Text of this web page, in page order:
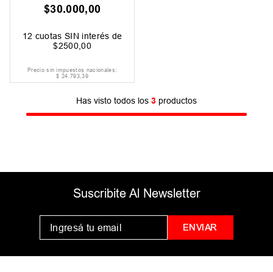
$30.000,00
12 cuotas SIN interés de
$2500 ,00
Precio sin impuestos nacionales:
$ 24.793,39
Has visto todos los 3 productos
Suscribite Al Newsletter
ENVIAR